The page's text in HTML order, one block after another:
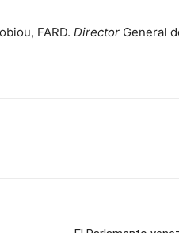
FARD. Director General